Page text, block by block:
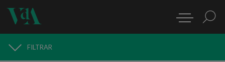
MEDIA
FILTRAR